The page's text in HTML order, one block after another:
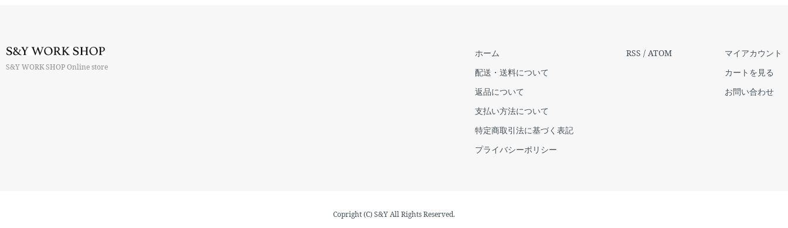
S&Y WORK SHOP Online store
ホーム
配送・送料について
返品について
支払い方法について
特定商取引法に基づく表記
プライバシーポリシー
RSS / ATOM
マイアカウント
カートを見る
お問い合わせ
Copright (C) S&Y All Rights Reserved.